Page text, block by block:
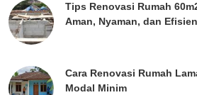
Tips Renovasi Rumah
Aman, Nyaman, dan Efisien
Cara Renovasi Rumah
Modal Minim